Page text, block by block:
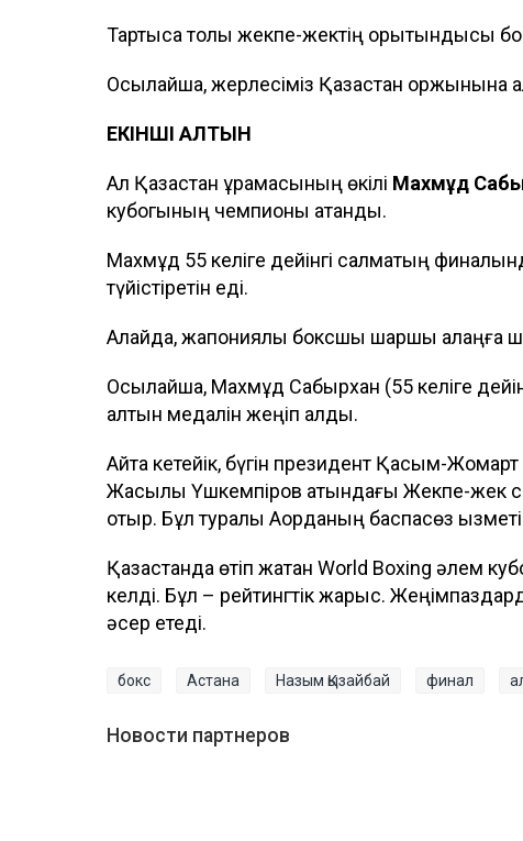
Тартысқа толы жекпе-жектің қорытындысы
Осылайша, жерлесіміз Қазақстан қоржынына
ЕКІНШІ АЛТЫН
Ал Қазақстан құрамасының өкілі Махмұд
кубогының чемпионы атанды.
Махмұд 55 келіге дейінгі салмақтың
түйістіретін еді.
Алайда, жапониялық боксшы шаршы алаңға
Осылайша, Махмұд Сабырхан (55 келіге
алтын медалін жеңіп алды.
Айта кетейік, бүгін президент Қасым-
Жақсылық Үшкемпіров атындағы Жекпе-жек
отыр. Бұл туралы Ақорданың баспасөз
Қазақстанда өтіп жатқан World Boxing әлем
келді. Бұл – рейтингтік жарыс.
әсер етеді.
бокс Астана Назым Қызайбай финал
Новости партнеров